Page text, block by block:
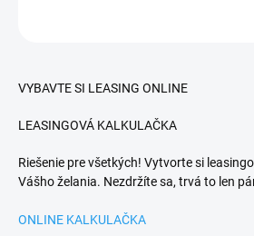
VYBAVTE SI LEASING ONLINE
LEASINGOVÁ KALKULAČKA
Riešenie pre všetkých! Vytvorte si
Vášho želania. Nezdržíte sa, trvá to len
ONLINE KALKULAČKA